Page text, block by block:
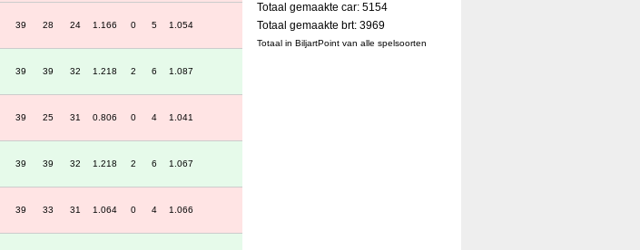
39 28 24 1.166 0 5 1.054
39 39 32 1.218 2 6 1.087
39 25 31 0.806 0 4 1.041
39 39 32 1.218 2 6 1.067
39 33 31 1.064 0 4 1.066
Totaal gemaakte car: 5154
Totaal gemaakte brt: 3969
Totaal in BiljartPoint van alle spelsoorten